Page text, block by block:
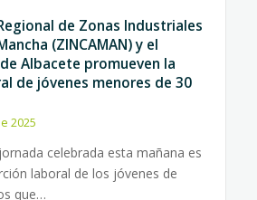
de Zonas Industriales
(ZINCAMAN) y el
Albacete promueven la
de jóvenes menores de 30
2025
celebrada esta mañana es
laboral de los jóvenes de
que…